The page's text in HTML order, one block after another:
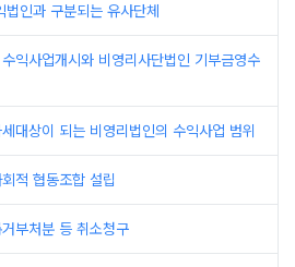
법인과 구분되는 유사단체
익사업개시와 비영리사단법인 기부금영수
대상이 되는 비영리법인의 수익사업 범위
적 협동조합 설립
부처분 등 취소청구